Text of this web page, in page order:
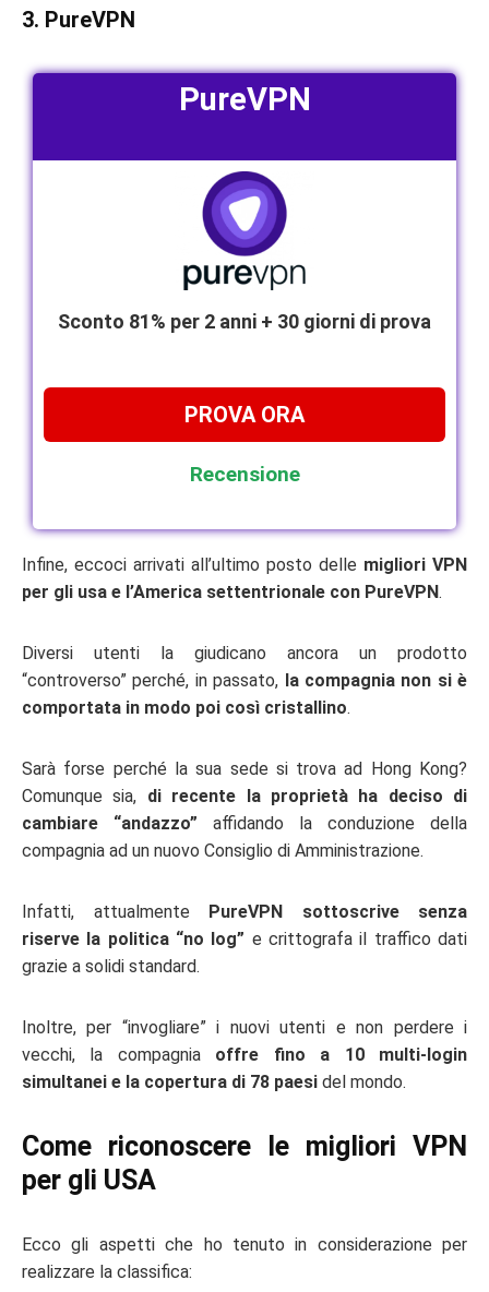
3. PureVPN
PureVPN
Sconto 81% per 2 anni + 30 giorni di prova
PROVA ORA
Recensione
Infine, eccoci arrivati all’ultimo posto delle migliori VPN
per gli usa e l’America settentrionale con PureVPN.
Diversi utenti la giudicano ancora un prodotto
“controverso” perché, in passato, la compagnia non si è
comportata in modo poi così cristallino.
Sarà forse perché la sua sede si trova ad Hong Kong?
Comunque sia, di recente la proprietà ha deciso di
cambiare “andazzo” affidando la conduzione della
compagnia ad un nuovo Consiglio di Amministrazione.
Infatti, attualmente PureVPN sottoscrive senza
riserve la politica “no log” e crittografa il traffico dati
grazie a solidi standard.
Inoltre, per “invogliare” i nuovi utenti e non perdere i
vecchi, la compagnia offre fino a 10 multi-login
simultanei e la copertura di 78 paesi del mondo.
Come riconoscere le migliori VPN
per gli USA
Ecco gli aspetti che ho tenuto in considerazione per
realizzare la classifica: